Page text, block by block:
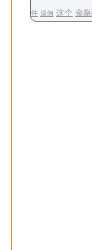
件 返佣 这个 金融